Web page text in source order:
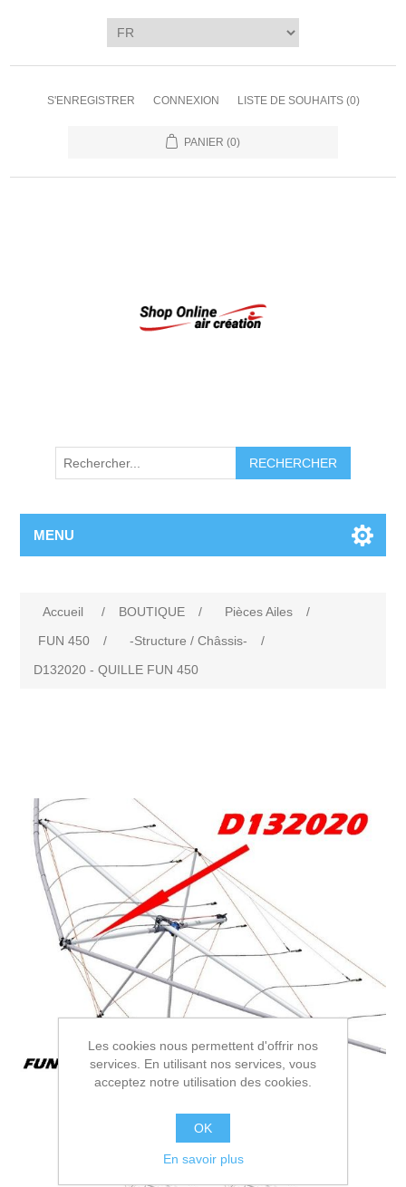
S'ENREGISTRER CONNEXION LISTE DE SOUHAITS (0)
PANIER (0)
RECHERCHER
MENU
Accueil / BOUTIQUE / Pièces Ailes
/
FUN 450
/ -Structure / Châssis-
/
D132020 - QUILLE FUN 450
Les cookies nous permettent d'offrir nos
services. En utilisant nos services, vous
acceptez notre utilisation des cookies.
OK
En savoir plus